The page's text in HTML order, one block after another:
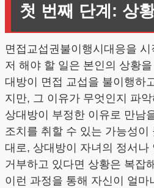
첫 번째 단계: 상
면접교섭권불이행시대응을
저 해야 할 일은 본인의 상황
대방이 면접 교섭을 불이행하
지만, 그 이유가 무엇인지 파
상대방이 부정한 이유로 만남
조치를 취할 수 있는 가능성이
대로, 상대방이 자녀의 정서나
거부하고 있다면 상황은 복잡
이런 과정을 통해 자신이 얼마